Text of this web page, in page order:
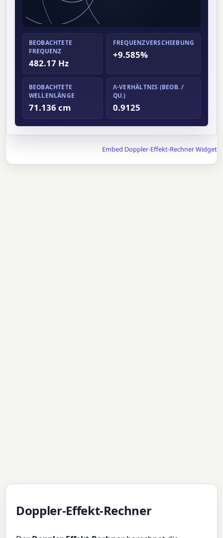
BEOBACHTETE
FREQUENZ
482.17 Hz
FREQUENZVERSCHIEBUNG
+9.585%
BEOBACHTETE
WELLENLÄNGE
71.136 cm
Λ-VERHÄLTNIS (BEOB. /
QU.)
0.9125
Embed Doppler-Effekt-Rechner Widget
Doppler-Effekt-Rechner